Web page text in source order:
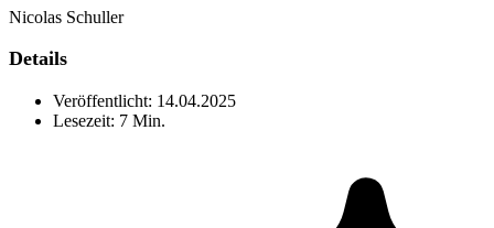
Nicolas Schuller
Details
Veröffentlicht: 14.04.2025
Lesezeit: 7 Min.